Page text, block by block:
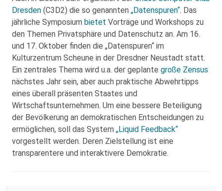
Dresden (C3D2) die so genannten „Datenspuren“. Das
jährliche Symposium bietet Vorträge und Workshops zu
den Themen Privatsphäre und Datenschutz an. Am 16.
und 17. Oktober finden die „Datenspuren“ im
Kulturzentrum Scheune in der Dresdner Neustadt statt.
Ein zentrales Thema wird u.a. der geplante große Zensus
nächstes Jahr sein, aber auch praktische Abwehrtipps
eines überall präsenten Staates und
Wirtschaftsunternehmen. Um eine bessere Beteiligung
der Bevölkerung an demokratischen Entscheidungen zu
ermöglichen, soll das System „Liquid Feedback“
vorgestellt werden. Deren Zielstellung ist eine
transparentere und interaktivere Demokratie.